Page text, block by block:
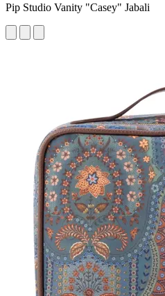
Pip Studio Vanity "Casey" Jabali